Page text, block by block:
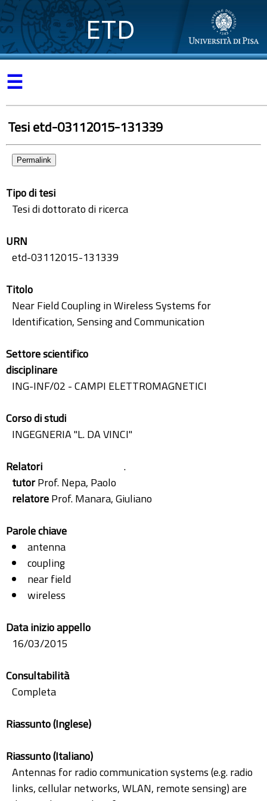
ETD
☰
Tesi etd-03112015-131339
Permalink
Tipo di tesi
Tesi di dottorato di ricerca
URN
etd-03112015-131339
Titolo
Near Field Coupling in Wireless Systems for
Identification, Sensing and Communication
Settore scientifico
disciplinare
ING-INF/02 - CAMPI ELETTROMAGNETICI
Corso di studi
INGEGNERIA "L. DA VINCI"
Relatori
.
tutorProf. Nepa, Paolo
relatoreProf. Manara, Giuliano
Parole chiave
antenna
coupling
near field
wireless
Data inizio appello
16/03/2015
Consultabilità
Completa
Riassunto (Inglese)
Riassunto (Italiano)
Antennas for radio communication systems (e.g. radio
links, cellular networks, WLAN, remote sensing) are